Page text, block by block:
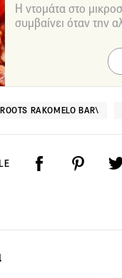
Η ντομάτα στο
συμβαίνει όταν την
ROOTS RAKOMELO BAR\